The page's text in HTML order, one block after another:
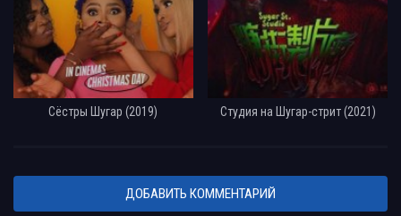
Сёстры Шугар (2019) Студия на Шугар-стрит (2021)
ДОБАВИТЬ КОММЕНТАРИЙ